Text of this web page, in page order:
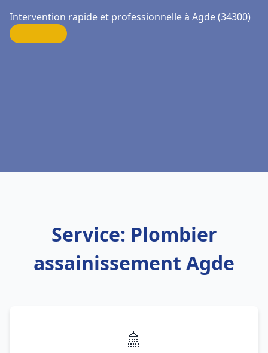
Intervention rapide et professionnelle à Agde (34300)
Service: Plombier
assainissement Agde
🚿